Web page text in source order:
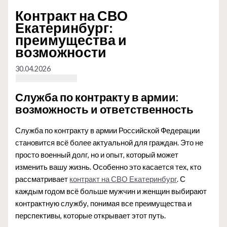
Контракт на СВО
Екатеринбург:
преимущества и
возможности
30.04.2026
Служба по контракту в армии:
возможность и ответственность
Служба по контракту в армии Российской Федерации
становится всё более актуальной для граждан. Это не
просто военный долг, но и опыт, который может
изменить вашу жизнь. Особенно это касается тех, кто
рассматривает контракт на СВО Екатеринбург. С
каждым годом всё больше мужчин и женщин выбирают
контрактную службу, понимая все преимущества и
перспективы, которые открывает этот путь.